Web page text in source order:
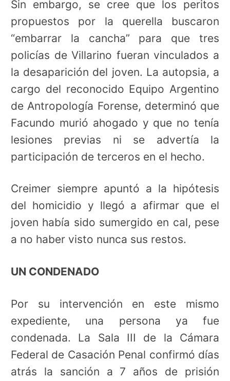
Sin embargo, se cree que los peritos
propuestos por la querella buscaron
“embarrar la cancha” para que tres
policías de Villarino fueran vinculados a
la desaparición del joven. La autopsia, a
cargo del reconocido Equipo Argentino
de Antropología Forense, determinó que
Facundo murió ahogado y que no tenía
lesiones previas ni se advertía la
participación de terceros en el hecho.
Creimer siempre apuntó a la hipótesis
del homicidio y llegó a afirmar que el
joven había sido sumergido en cal, pese
a no haber visto nunca sus restos.
UN CONDENADO
Por su intervención en este mismo
expediente, una persona ya fue
condenada. La Sala III de la Cámara
Federal de Casación Penal confirmó días
atrás la sanción a 7 años de prisión